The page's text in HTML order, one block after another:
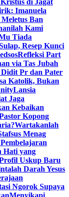
di Jagat
Imanuela
Ban
Kami
Tiada
Resep Kunci
Refleksi Part
via Tas Jubah
Pr dan Pater
Katolik, Bukan
Lansia
Jaga
Kebaikan
Kopong
Wartakanlah
Menag
Hati yang
Uskup Baru
Darah Yesus
Ngorok Supaya